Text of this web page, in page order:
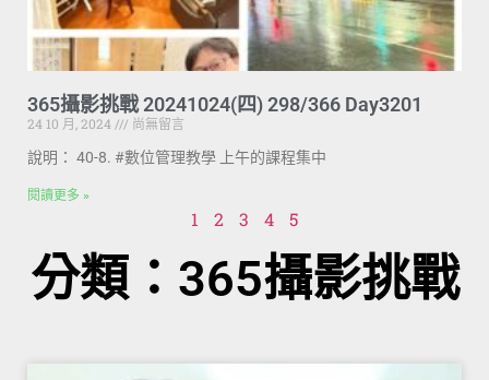
365攝影挑戰 20241024(四) 298/366 Day3201
24 10 月, 2024
尚無留言
說明： 40-8. #數位管理教學 上午的課程集中
閱讀更多 »
1 2 3 4 5
分類：365攝影挑戰